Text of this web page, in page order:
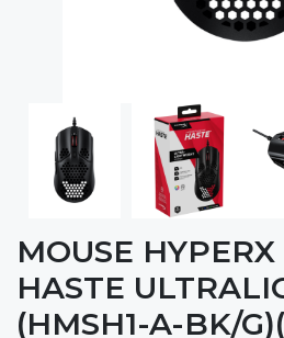
MOUSE
HASTE
(HMSH1-A-BK/